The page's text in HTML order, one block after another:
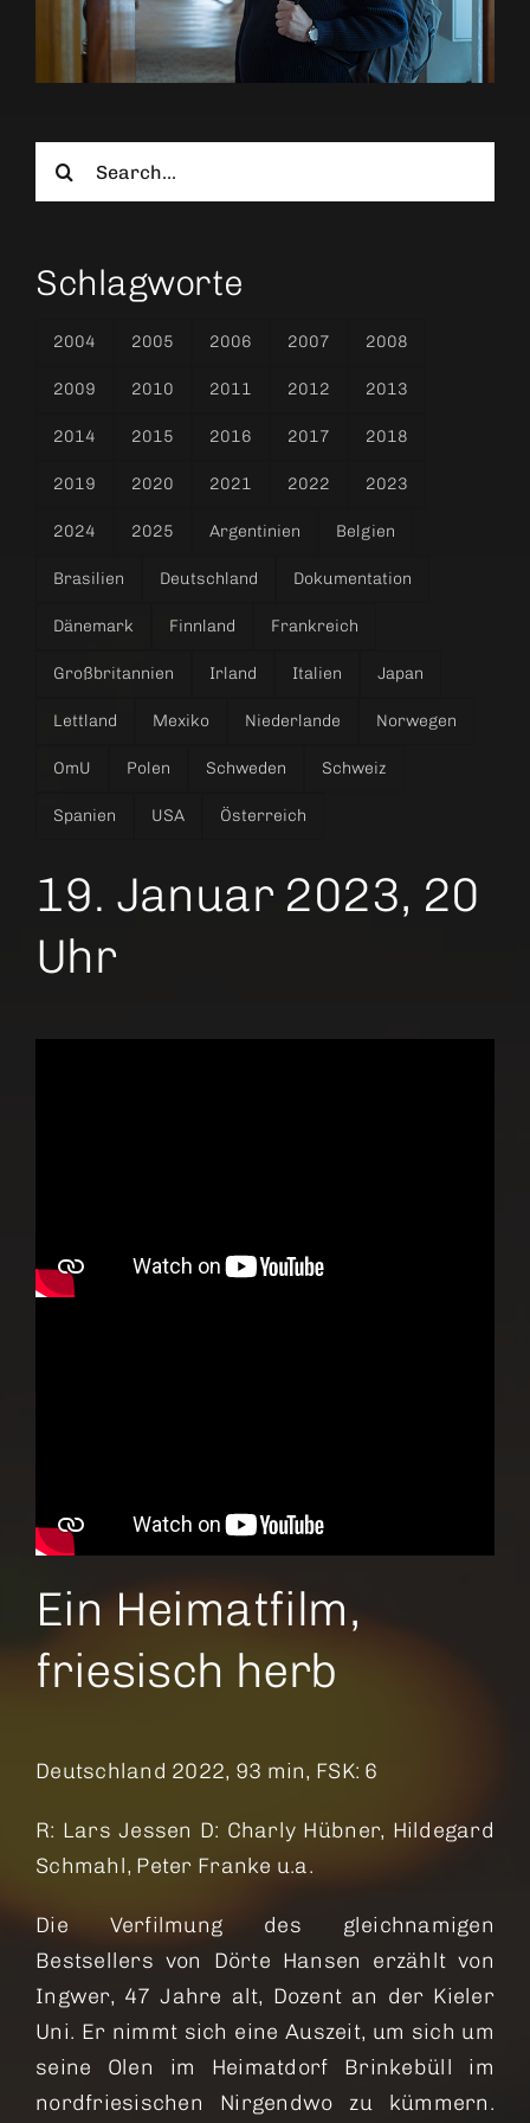
Search
Schlagworte
2004 2005 2006 2007 2008
2009 2010 2011 2012 2013
2014 2015 2016 2017 2018
2019 2020 2021 2022 2023
2024 2025 Argentinien Belgien
Brasilien Deutschland Dokumentation
Dänemark Finnland Frankreich
Großbritannien Irland Italien Japan
Lettland Mexiko Niederlande Norwegen
OmU Polen Schweden Schweiz
Spanien USA Österreich
19. Januar 2023, 20
Uhr
Ein Heimatfilm,
friesisch herb
Deutschland 2022, 93 min, FSK: 6
R: Lars Jessen D: Charly Hübner, Hildegard
Schmahl, Peter Franke u.a.
Die Verfilmung des gleichnamigen
Bestsellers von Dörte Hansen erzählt von
Ingwer, 47 Jahre alt, Dozent an der Kieler
Uni. Er nimmt sich eine Auszeit, um sich um
seine Olen im Heimatdorf Brinkebüll im
nordfriesischen Nirgendwo zu kümmern.